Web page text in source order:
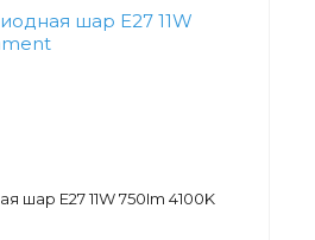
шар Е27 11W 750Im 4100K